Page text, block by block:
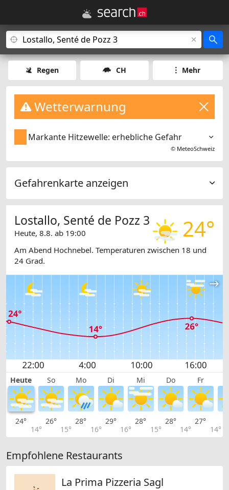
Regen CH Mehr
Wetterwarnung
Markante Hitzewelle: erhebliche Gefahr
© MeteoSchweiz
Gefahrenkarte anzeigen
24°
Lostallo, Senté de Pozz 3
Heute, 8.8. ab 19:00
Am Abend Hochnebel. Temperaturen zwischen 18 und
24 Grad.
Heute So Mo Di Mi Do Fr
24°
14°
26°
15°
28°
16°
29°
16°
28°
15°
28°
14°
27°
14°
Empfohlene Restaurants
La Prima Pizzeria Sagl